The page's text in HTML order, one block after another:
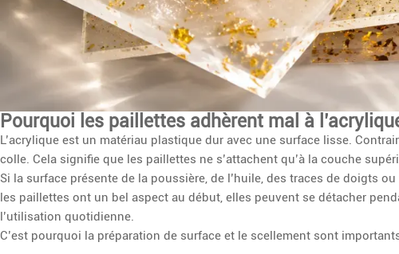
Pourquoi les paillettes adhèrent mal à
L’acrylique est un matériau plastique dur avec une surface lisse.
colle. Cela signifie que les paillettes ne s’attachent qu’à la couche
Si la surface présente de la poussière, de l’huile, des traces de doigts
les paillettes ont un bel aspect au début, elles peuvent se détacher
l’utilisation quotidienne.
C’est pourquoi la préparation de surface et le scellement sont